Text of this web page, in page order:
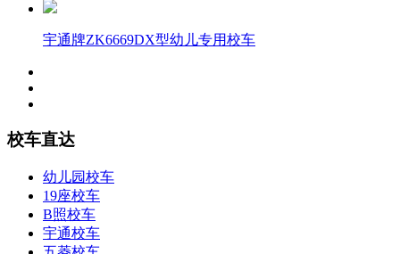
宇通牌ZK6669DX型幼儿专用校车
校车直达
幼儿园校车
19座校车
B照校车
宇通校车